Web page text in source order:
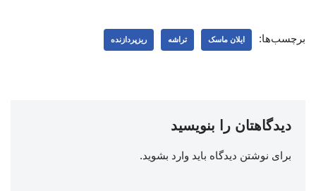
برچسب‌ها: ایلان ماسک تراشه ریزپردازنده
دیدگاهتان را بنویسید
برای نوشتن دیدگاه باید وارد بشوید.